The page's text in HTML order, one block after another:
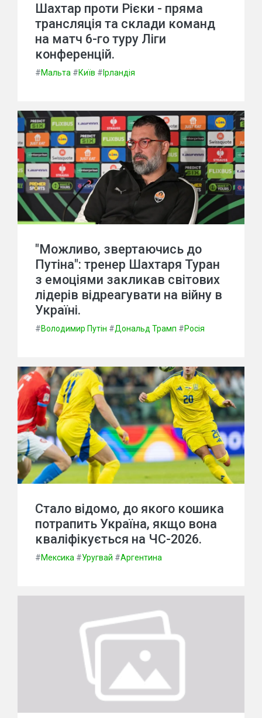
Шахтар проти Рієки - пряма
трансляція та склади команд
на матч 6-го туру Ліги
конференцій.
#Мальта #Київ # Ірландія
"Можливо, звертаючись до
Путіна": тренер Шахтаря Туран
з емоціями закликав світових
лідерів відреагувати на війну в
Україні.
#Володимир Путін #Дональд Трамп #Росія
Стало відомо, до якого кошика
потрапить Україна, якщо вона
кваліфікується на ЧС-2026.
#Мексика #Уругвай #Аргентина